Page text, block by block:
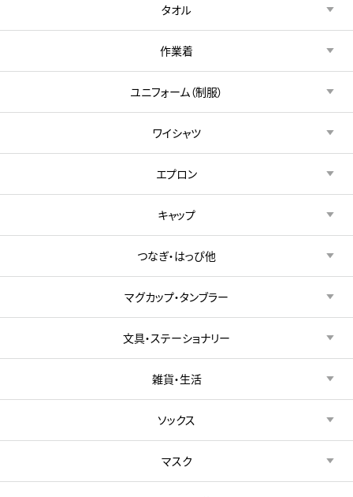
タオル
作業着
ユニフォーム（制服）
ワイシャツ
エプロン
キャップ
つなぎ・はっぴ他
マグカップ・タンブラー
文具・ステーショナリー
雑貨・生活
ソックス
マスク